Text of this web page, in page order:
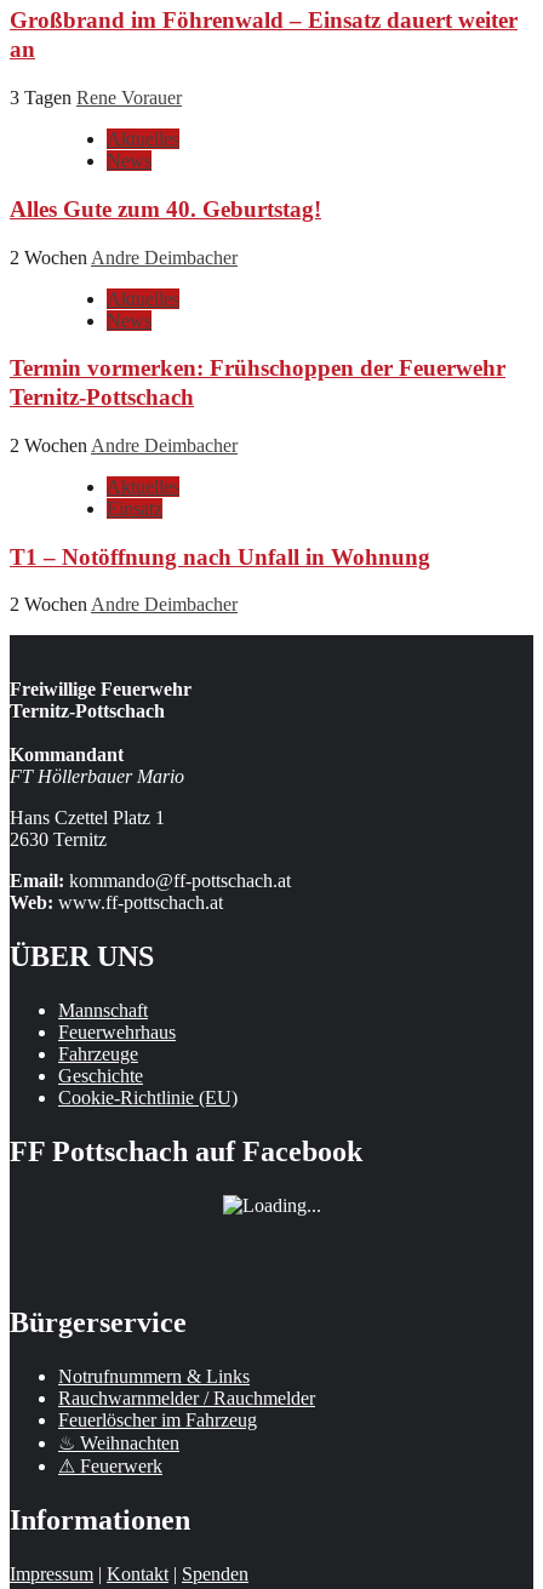
Großbrand im Föhrenwald – Einsatz dauert weiter
an
3 Tagen Rene Vorauer
Aktuelles
News
Alles Gute zum 40. Geburtstag!
2 Wochen Andre Deimbacher
Aktuelles
News
Termin vormerken: Frühschoppen der Feuerwehr
Ternitz-Pottschach
2 Wochen Andre Deimbacher
Aktuelles
Einsatz
T1 – Notöffnung nach Unfall in Wohnung
2 WochenAndre Deimbacher
Freiwillige Feuerwehr
Ternitz-Pottschach
Kommandant
FT Höllerbauer Mario
Hans Czettel Platz 1
2630 Ternitz
Email: kommando@ff-pottschach.at
Web: www.ff-pottschach.at
ÜBER UNS
Mannschaft
Feuerwehrhaus
Fahrzeuge
Geschichte
Cookie-Richtlinie (EU)
FF Pottschach auf Facebook
Bürgerservice
Notrufnummern & Links
Rauchwarnmelder / Rauchmelder
Feuerlöscher im Fahrzeug
♨ Weihnachten
⚠ Feuerwerk
Informationen
Impressum | Kontakt | Spenden